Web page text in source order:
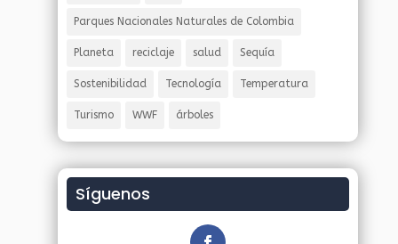
Parques Nacionales Naturales de Colombia
Planeta reciclaje salud Sequía
Sostenibilidad Tecnología Temperatura
Turismo WWF árboles
Síguenos